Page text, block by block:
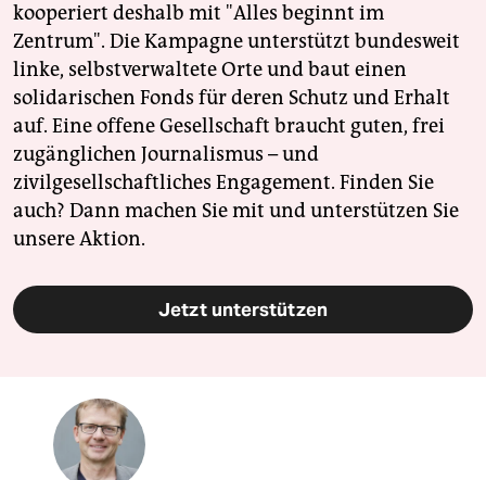
kooperiert deshalb mit "Alles beginnt im
Zentrum". Die Kampagne unterstützt bundesweit
linke, selbstverwaltete Orte und baut einen
solidarischen Fonds für deren Schutz und Erhalt
auf. Eine offene Gesellschaft braucht guten, frei
zugänglichen Journalismus – und
zivilgesellschaftliches Engagement. Finden Sie
auch? Dann machen Sie mit und unterstützen Sie
unsere Aktion.
Jetzt unterstützen